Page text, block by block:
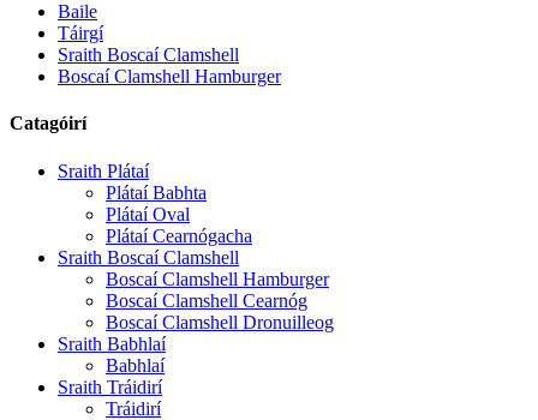
Baile
Táirgí
Sraith Boscaí Clamshell
Boscaí Clamshell Hamburger
Catagóirí
Sraith Plátaí
Plátaí Babhta
Plátaí Oval
Plátaí Cearnógacha
Sraith Boscaí Clamshell
Boscaí Clamshell Hamburger
Boscaí Clamshell Cearnóg
Boscaí Clamshell Dronuilleog
Sraith Babhlaí
Babhlaí
Sraith Tráidirí
Tráidirí